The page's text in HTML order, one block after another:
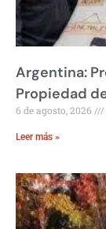
Argentina:
Propiedad
6 de agosto, 2026
Leer más »